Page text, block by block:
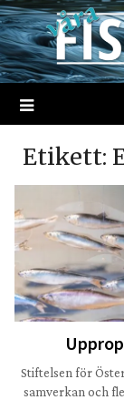
Etikett:
Stiftelsen för
samverkan och